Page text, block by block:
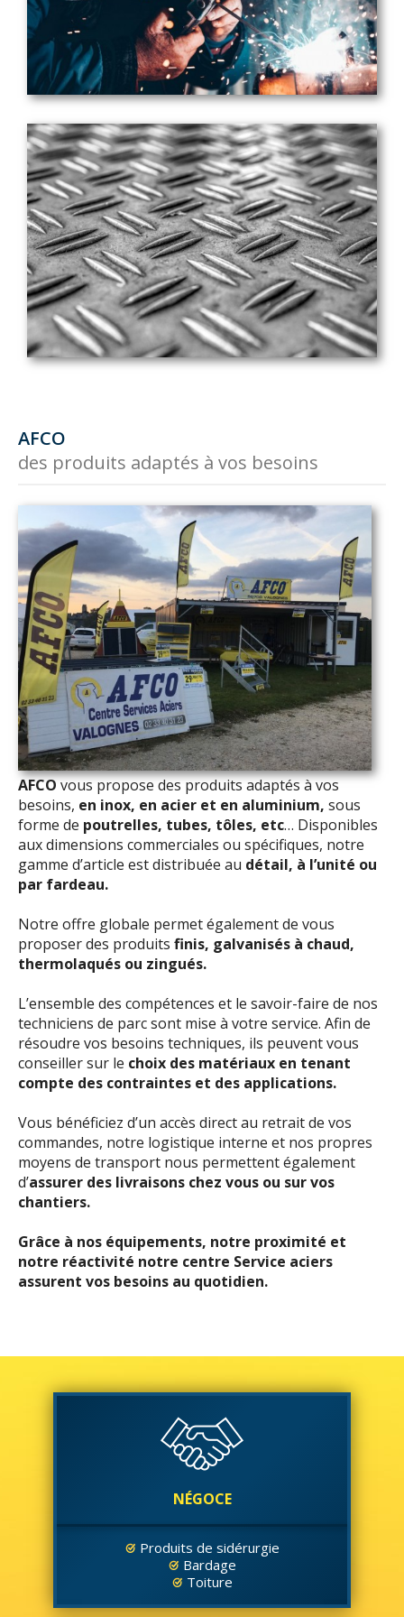
AFCO
des produits adaptés à vos besoins
AFCOvous propose des produits adaptés à vos
besoins, en inox, en acier et en aluminium, sous
forme de poutrelles, tubes, tôles, etc… Disponibles
aux dimensions commerciales ou spécifiques, notre
gamme d’article est distribuée au détail, à l’unité ou
par fardeau.
Notre offre globale permet également de vous
proposer des produits finis, galvanisés à chaud,
thermolaqués ou zingués.
L’ensemble des compétences et le savoir-faire de nos
techniciens de parc sont mise à votre service. Afin de
résoudre vos besoins techniques, ils peuvent vous
conseiller sur le choix des matériaux en tenant
compte des contraintes et des applications.
Vous bénéficiez d’un accès direct au retrait de vos
commandes, notre logistique interne et nos propres
moyens de transport nous permettent également
d’assurer des livraisons chez vous ou sur vos
chantiers.
Grâce à nos équipements, notre proximité et
notre réactivité notre centre Service aciers
assurent vos besoins au quotidien.
NÉGOCE
Produits de sidérurgie
Bardage
Toiture